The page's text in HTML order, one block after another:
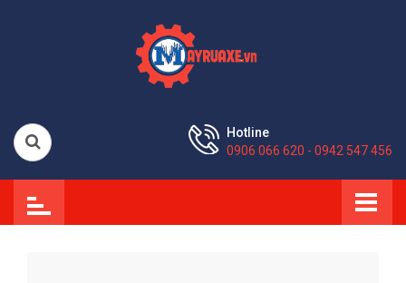
Hotline
0906 066 620 - 0942 547 456